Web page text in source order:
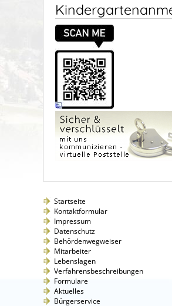
Startseite
Kontaktformular
Impressum
Datenschutz
Behördenwegweiser
Mitarbeiter
Lebenslagen
Verfahrensbeschreibungen
Formulare
Aktuelles
Bürgerservice